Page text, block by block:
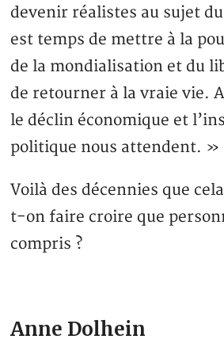
devenir réalistes au sujet
est temps de mettre à la
de la mondialisation et du
de retourner à la vraie vie.
le déclin économique et
politique nous attendent. »
Voilà des décennies que
t-on faire croire que
compris ?
Anne Dolhein